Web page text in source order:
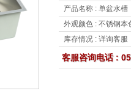
产品名称 : 单盆水
外观颜色 : 不锈钢本
库存情况 : 详询客服
客服咨询电话 :